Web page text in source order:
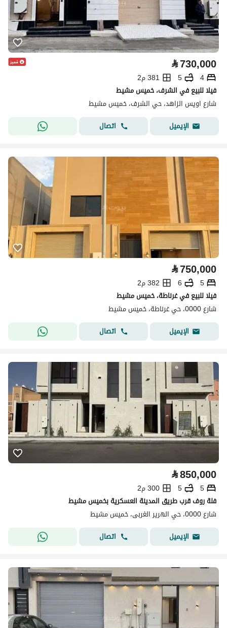
⃁730,000
4
5
381 م2
فيلا للبيع في الشرف، خميس مشيط
شارع اويس الزاهد، حي الشرف، خميس مشيط
الإيميل
اتصال
⃁750,000
5
6
382 م2
فيلا للبيع في غرناطة، خميس مشيط
شارع 0000، حي غرناطة، خميس مشيط
الإيميل
اتصال
⃁850,000
5
5
300 م2
فلة روف قرب طريق المدينة العسكرية بخميس مشيط
شارع 0000، حي الهرير الغربى، خميس مشيط
الإيميل
اتصال